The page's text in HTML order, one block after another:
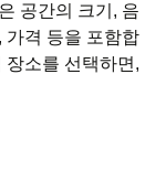
공간의 크기, 음
가격 등을 포함합
장소를 선택하면,